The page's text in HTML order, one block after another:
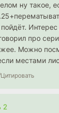
ну такое,
пойдёт.
про
Можно
местами
Цитировать
2